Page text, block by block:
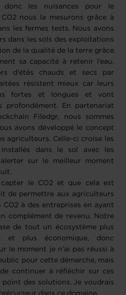
donc les nuisances pour le
nous la mesurons grâce à
les fermes tests. Nous avons
dans les sols des exploitations
de la qualité de la terre grâce
sa capacité à retenir l’eau.
d’étés chauds et secs par
résistent mieux car leurs
fortes et longues et vont
profondément. En partenariat
Filedgr, nous sommes
avons développé le concept
agriculteurs. Celle-ci croise les
installés dans le sol avec les
sur le meilleur moment
le CO2 et que cela est
de permettre aux agriculteurs
à des entreprises en ayant
complément de revenu. Notre
de tout un écosystème plus
et plus économique, donc
le moment je n’ai pas réussi à
pour cette démarche, mais
de continuer à réfléchir sur ces
des solutions. Je voudrais
dans ce domaine.